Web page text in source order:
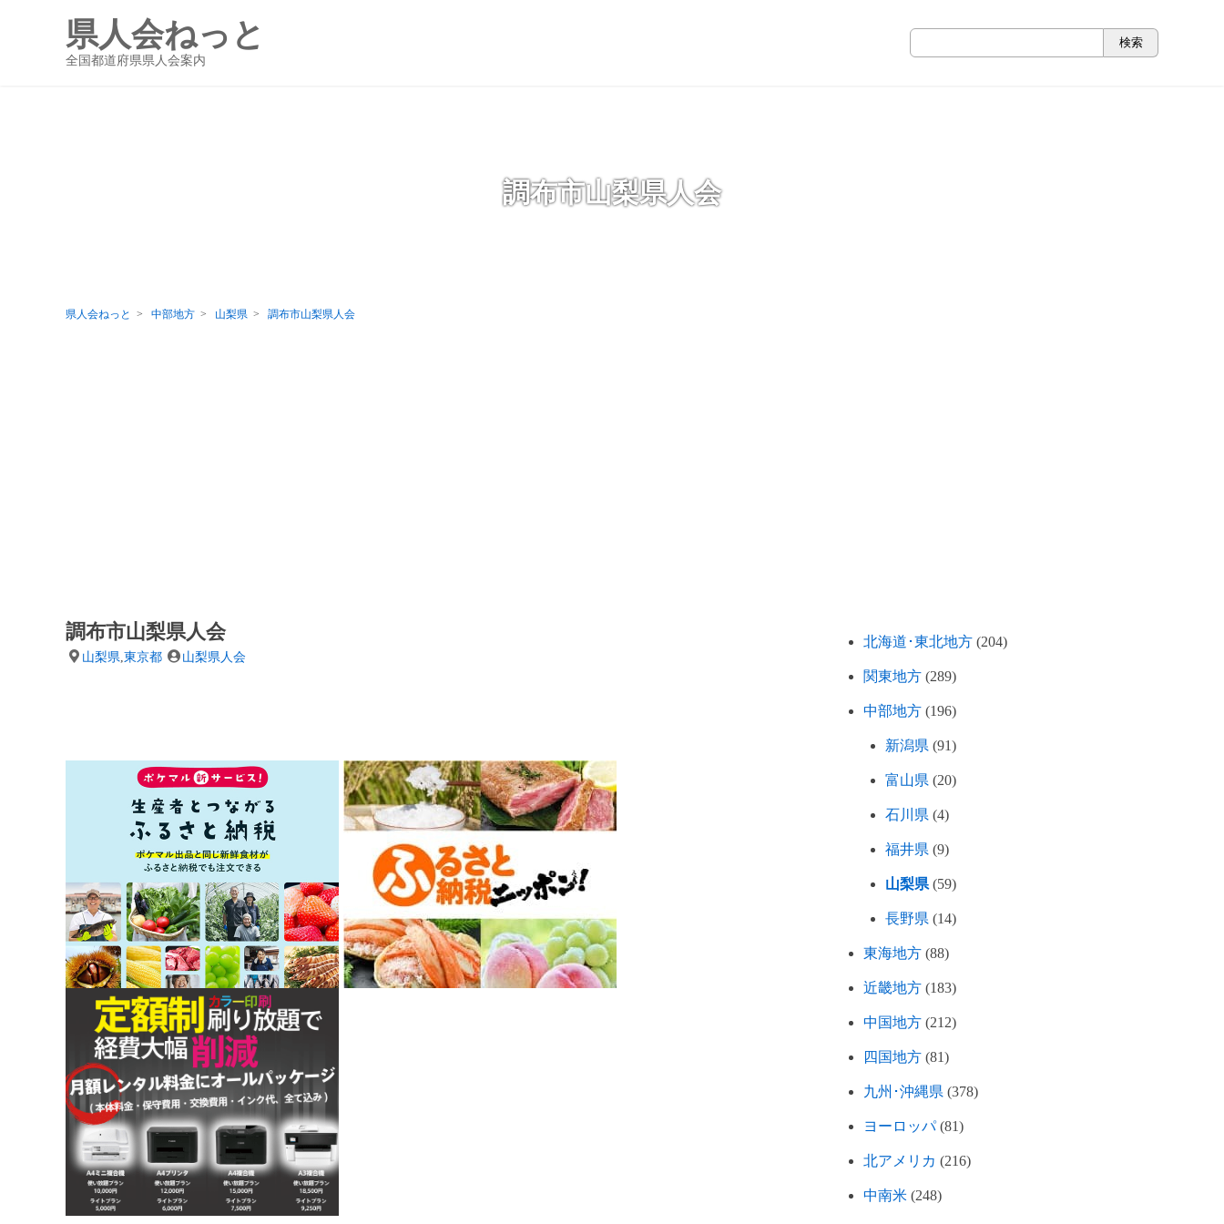
県人会ねっと
全国都道府県県人会案内
調布市山梨県人会
県人会ねっと 中部地方 山梨県 調布市山梨県人会
調布市山梨県人会
山梨県 東京都 山梨県人会
北海道･東北地方 (204)
関東地方 (289)
中部地方 (196)
新潟県 (91)
富山県 (20)
石川県 (4)
福井県 (9)
山梨県 (59)
長野県 (14)
東海地方 (88)
近畿地方 (183)
中国地方 (212)
四国地方 (81)
九州･沖縄県 (378)
ヨーロッパ(81)
北アメリカ (216)
中南米 (248)